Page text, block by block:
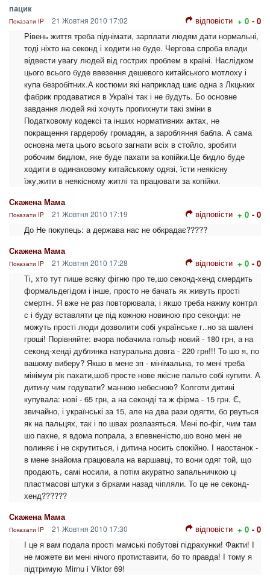
пацик
Показати IP 21 Жовтня 2010 17:02 відповісти + 0 - 0
Рівень життя треба піднімати, зарплати людям дати нормальні,
тоді ніхто на секонд і ходити не буде. Чергова спроба влади
відвести увагу людей від гострих проблем в країні. Наслідком
цього всього буде ввезення дешевого китайського мотлоху і
купа безробітних.А костюми які наприклад шиє одна з Лкцьких
фабрик продаватися в Україні так і не будуть. Бо основне
завдання людей які хочуть пропихнути такі зміни в
Податковому кодексі та інших нормативних актах, не
покращення гардеробу громадян, а заробляння бабла. А сама
основна мета цього всього загнати всіх в стойло, зробити
робочим бидлом, яке буде пахати за копійки.Це бидло буде
ходити в одинаковому китайському одязі, їсти неякісну
їжу,жити в неякісному житлі та працювати за копійки.
Скажена Мама
Показати IP 21 Жовтня 2010 17:19 відповісти + 0 - 0
До Не покупець: а держава нас не обкрадає?????
Скажена Мама
Показати IP 21 Жовтня 2010 17:28 відповісти + 0 - 0
Ті, хто тут пише всяку фігню про те,шо секонд-хенд смердить
формальдегідом і інше, просто не бачать як живуть прості
смертні. Я вже не раз повторювала, і якшо треба нажму контрл
с і буду вставляти це під кожною новиною про секонди: не
можуть прості люди дозволити собі українське г..но за шалені
гроші! Порівняйте: вчора побачила гольф новий - 180 грн, а на
секонд-хенді дублянка натуральна довга - 220 грн!!! То шо я, по
вашому виберу? Якшо в мене зп - мінімальна, то мені треба
мінімум рік пахати,шоб просте нове якісне пальто собі купити. А
дитину чим годувати? манною небесною? Колготи дитині
купувала: нові - 65 грн, а на секонді та ж фірма - 15 грн. Є,
звичайно, і українські за 15, але на два рази одягти, бо рвуться
як на пальцях, так і по швах розлазяться. Мені по-фіг, чим там
шо пахне, я вдома попрала, з впевненістю,шо воно мені не
полиняє і не скрутиться, і дитина носить спокійно. І наостанок -
в мене знайома працювала на варшавці, то вони одяг той, що
продають, самі носили, а потім акуратно запальничкою ці
пластмасові штуки з бірками назад чіпляли. То це не секонд-
хенд??????
Скажена Мама
Показати IP 21 Жовтня 2010 17:30 відповісти + 0 - 0
І це я вам подала прості мамські побутові підрахунки! Факти! І
не можете ви мені нічого протиставити, бо то правда! І тому я
підтримую Mirnu i Viktor 69!